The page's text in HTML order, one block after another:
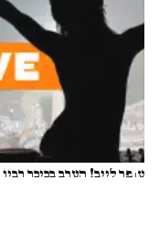
עופר לייב! הערב בכיכר רבין